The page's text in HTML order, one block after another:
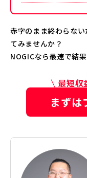
赤字のまま終わらな
てみませんか？
NOGICなら最速で結
最短収
まずは